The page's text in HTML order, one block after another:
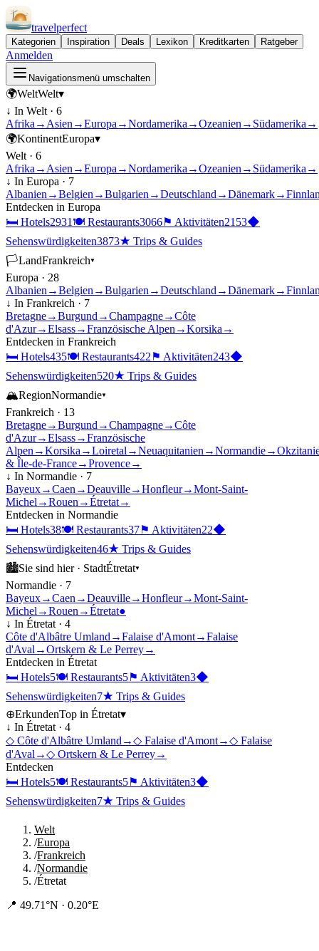
travelperfect
Kategorien Inspiration Deals Lexikon Kreditkarten Ratgeber
Anmelden
Navigationsmenü umschalten
🌍WeltWelt▾
↓ In Welt · 6
Afrika → Asien →Europa →Nordamerika →Ozeanien → Südamerika →
🌍KontinentEuropa▾
Welt · 6
Afrika → Asien →Europa →Nordamerika →Ozeanien → Südamerika →
↓ In Europa · 7
Albanien →Belgien →Bulgarien →Deutschland →Dänemark→
Entdecken in Europa
🛏 Hotels2931 🍽 Restaurants3066⚑ Aktivitäten2153◆
Sehenswürdigkeiten3873★ Trips & Guides
🏳LandFrankreich▾
Europa · 28
Albanien →Belgien →Bulgarien →Deutschland →Dänemark→
↓ In Frankreich · 7
Bretagne→Burgund →Champagne→Côte
d'Azur→Elsass→Französische Alpen →Korsika →
Entdecken in Frankreich
🛏 Hotels435🍽 Restaurants422⚑ Aktivitäten243◆
Sehenswürdigkeiten520★ Trips & Guides
🏔RegionNormandie▾
Frankreich · 13
Bretagne→Burgund →Champagne→Côte
d'Azur→Elsass→Französische
Alpen →Korsika →Loiretal →Neuaquitanien →Normandie→
& Île-de-France→Provence→
↓ In Normandie · 7
Bayeux→Caen →Deauville→Honfleur→Mont-Saint-
Michel →Rouen →Étretat→
Entdecken in Normandie
🛏 Hotels38🍽 Restaurants37⚑ Aktivitäten22◆
Sehenswürdigkeiten46★ Trips & Guides
🏙Sie sind hier · StadtÉtretat▾
Normandie · 7
Bayeux→Caen →Deauville→Honfleur→Mont-Saint-
Michel →Rouen →Étretat●
↓ In Étretat · 4
Côte d'Albâtre Umland →Falaise d'Amont→Falaise
d'Aval →Ortskern & Le Perrey→
Entdecken in Étretat
🛏 Hotels5🍽 Restaurants5⚑ Aktivitäten3◆
Sehenswürdigkeiten7★ Trips & Guides
⊕ErkundenTop in Étretat▾
↓ In Étretat · 4
◇ Côte d'Albâtre Umland →◇ Falaise d'Amont→◇ Falaise
d'Aval →◇ Ortskern & Le Perrey→
Entdecken
🛏 Hotels5🍽 Restaurants5⚑ Aktivitäten3◆
Sehenswürdigkeiten7★ Trips & Guides
Welt
/Europa
/Frankreich
/Normandie
/Étretat
📍 49.71°N · 0.20°E